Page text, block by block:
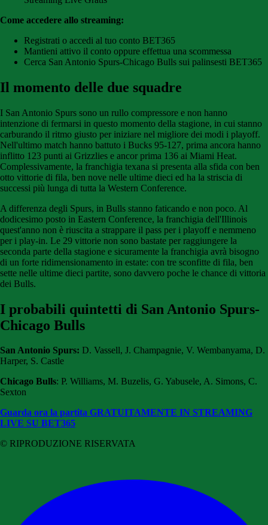
Come accedere allo streaming:
Registrati o accedi al tuo conto BET365
Mantieni attivo il conto oppure effettua una scommessa
Cerca San Antonio Spurs-Chicago Bulls sui palinsesti BET365
Il momento delle due squadre
I San Antonio Spurs sono un rullo compressore e non hanno
intenzione di fermarsi in questo momento della stagione, in cui stanno
carburando il ritmo giusto per iniziare nel migliore dei modi i playoff.
Nell'ultimo match hanno battuto i Bucks 95-127, prima ancora hanno
inflitto 123 punti ai Grizzlies e ancor prima 136 ai Miami Heat.
Complessivamente, la franchigia texana si presenta alla sfida con ben
otto vittorie di fila, ben nove nelle ultime dieci ed ha la striscia di
successi più lunga di tutta la Western Conference.
A differenza degli Spurs, in Bulls stanno faticando e non poco. Al
dodicesimo posto in Eastern Conference, la franchigia dell'Illinois
quest'anno non è riuscita a strappare il pass per i playoff e nemmeno
per i play-in. Le 29 vittorie non sono bastate per raggiungere la
seconda parte della stagione e sicuramente la franchigia avrà bisogno
di un forte ridimensionamento in estate: con tre sconfitte di fila, ben
sette nelle ultime dieci partite, sono davvero poche le chance di vittoria
dei Bulls.
I probabili quintetti di San Antonio Spurs-
Chicago Bulls
San Antonio Spurs: D. Vassell, J. Champagnie, V. Wembanyama, D.
Harper, S. Castle
Chicago Bulls: P. Williams, M. Buzelis, G. Yabusele, A. Simons, C.
Sexton
Guarda ora la partita GRATUITAMENTE IN STREAMING
LIVE SU BET365
© RIPRODUZIONE RISERVATA